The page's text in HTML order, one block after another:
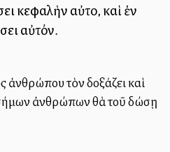
κεφαλὴν αὐτοῦ, καὶ ἐν
αὐτόν.
ἀνθρώπου τὸν δοξάζει καὶ
ἀνθρώπων θὰ τοῦ δώσῃ